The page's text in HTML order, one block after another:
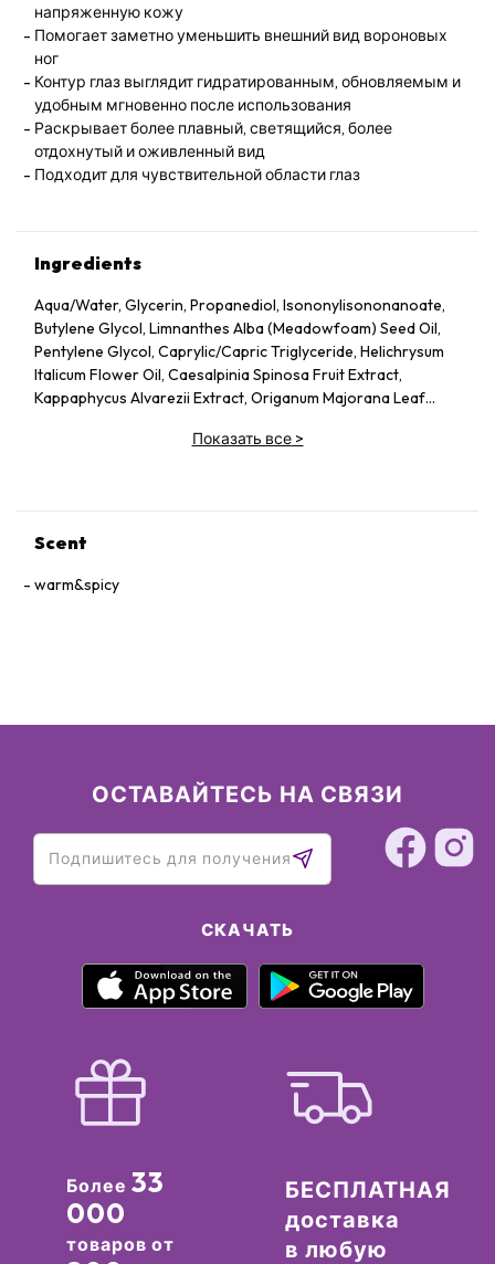
напряженную кожу
Помогает заметно уменьшить внешний вид вороновых
ног
Контур глаз выглядит гидратированным, обновляемым и
удобным мгновенно после использования
Раскрывает более плавный, светящийся, более
отдохнутый и оживленный вид
Подходит для чувствительной области глаз
Ingredients
Aqua/Water, Glycerin, Propanediol, Isononylisononanoate,
Butylene Glycol, Limnanthes Alba (Meadowfoam) Seed Oil,
Pentylene Glycol, Caprylic/Capric Triglyceride, Helichrysum
Italicum Flower Oil, Caesalpinia Spinosa Fruit Extract,
Kappaphycus Alvarezii Extract, Origanum Majorana Leaf
Extract, Calendula Officinalis Flower Extract, Acmella
Hydrolyzed Yeast Protein, Sodium Citrate, Ammonium
Carbomer, Sodium Hyrdoxide, Alcaligenes Polysaccharides,
Показать все>
Scent
warm&spicy
ОСТАВАЙТЕСЬ НА СВЯЗИ
СКАЧАТЬ
Более 33
000
товаров от
БЕСПЛАТНАЯ
доставка
в любую